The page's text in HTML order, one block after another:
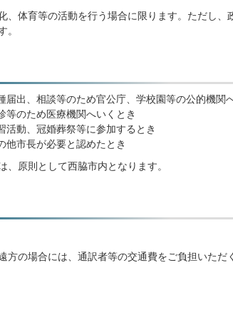
、体育等の活動を行う場合に限ります。ただし
。
届出、相談等のため官公庁、学校園等の公的機関
等のため医療機関へいくとき
活動、冠婚葬祭等に参加するとき
他市長が必要と認めたとき
、原則として西脇市内となります。
方の場合には、通訳者等の交通費をご負担いただ